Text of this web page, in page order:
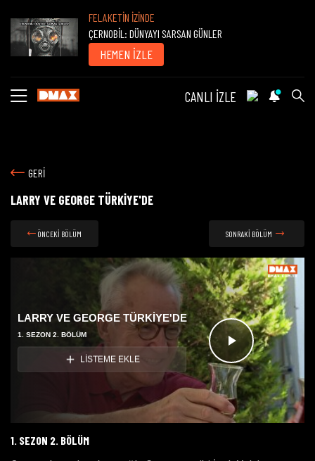
FELAKETİN İZİNDE
ÇERNOBİL: DÜNYAYI SARSAN GÜNLER
HEMEN İZLE
CANLI İZLE
GERİ
LARRY VE GEORGE TÜRKİYE'DE
ÖNCEKİ BÖLÜM SONRAKİ BÖLÜM
Videoyu
Oynat
LARRY VE GEORGE TÜRKİYE'DE
1. SEZON 2. BÖLÜM
LİSTEME EKLE
1. SEZON 2. BÖLÜM